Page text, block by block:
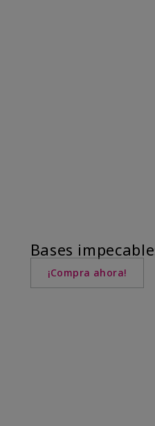
Bases
¡Compra ahora!